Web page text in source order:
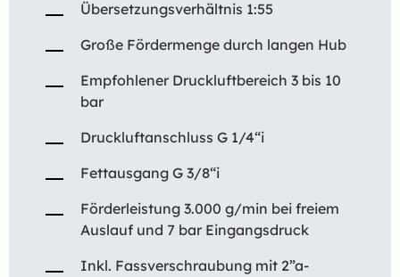
Übersetzungsverhältnis 1:55
Große Fördermenge durch langen Hub
Empfohlener Druckluftbereich 3 bis 10
bar
Druckluftanschluss G 1/4“i
Fettausgang G 3/8“i
Förderleistung 3.000 g/min bei freiem
Auslauf und 7 bar Eingangsdruck
Inkl. Fassverschraubung mit 2”a-